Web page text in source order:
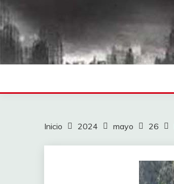
Saltar
al
contenido
Inicio 2024 mayo 26